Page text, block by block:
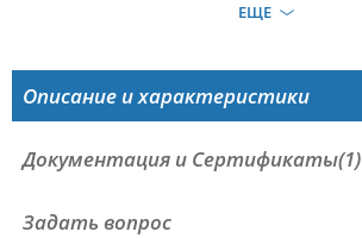
ЕЩЕ
Описание и характеристики
Документация и Сертификаты(1)
Задать вопрос